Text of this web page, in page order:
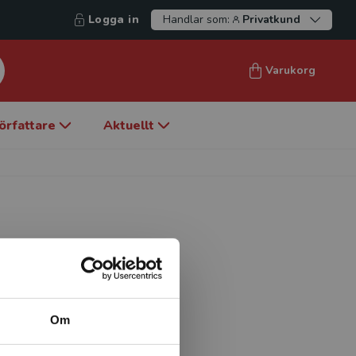
Om
Logga in Handlar som: Privatkund
Varukorg
Aktuellt
i hälso- och